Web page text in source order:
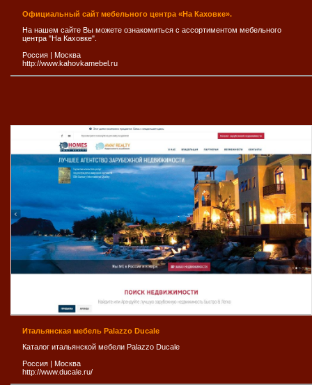
Официальный сайт мебельного центра «На Каховке».
На нашем сайте Вы можете ознакомиться с ассортиментом мебельного
центра "На Каховке".
Россия | Москва
http://www.kahovkamebel.ru
Итальянская мебель Palazzo Ducale
Каталог итальянской мебели Palazzo Ducale
Россия | Москва
http://www.ducale.ru/